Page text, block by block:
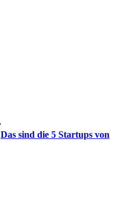
Das sind die 5 Startups von